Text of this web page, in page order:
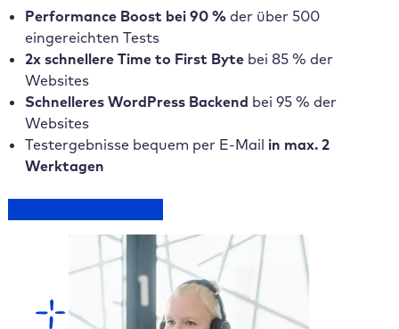
Performance Boost bei 90 %der über 500
eingereichten Tests
2x schnellere Time to First Bytebei 85 % der
Websites
Schnelleres WordPress Backend bei 95 % der
Websites
Testergebnisse bequem per E-Mail in max. 2
Werktagen